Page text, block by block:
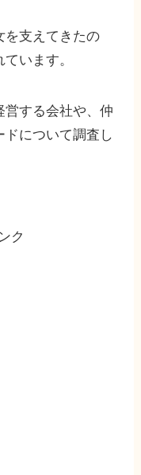
を支えてきたの
います。
営する会社や、仲
ドについて調査し
ク